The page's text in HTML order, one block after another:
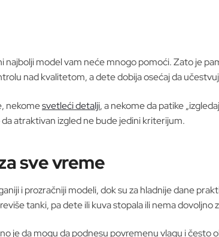
model vam neće mnogo pomoći. Zato je
nad kvalitetom, a dete dobija osećaj da
nekomesvetleći detalji, a nekome da patike
atraktivan izgled ne bude jedini kriterijum.
sve vreme
i prozračniji modeli, dok su za hladnije dane
tanki, pa dete ili kuva stopala ili nema dovoljno
je da mogu da podnesu povremenu vlagu i